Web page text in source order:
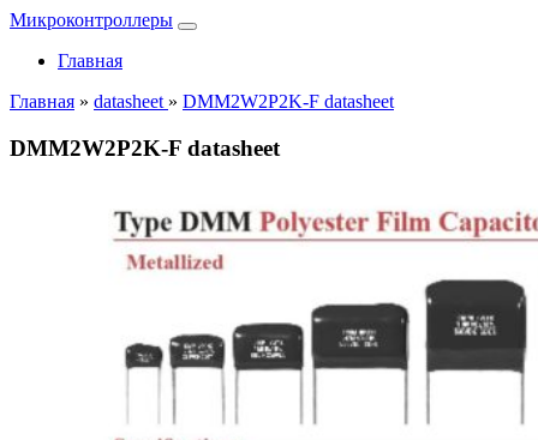
Микроконтроллеры
Главная
Главная » datasheet » DMM2W2P2K-F datasheet
DMM2W2P2K-F datasheet